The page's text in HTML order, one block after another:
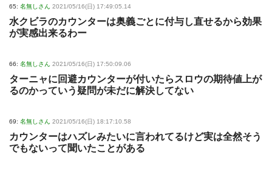
65: 名無しさん 2021/05/16(日) 17:49:05.14
水クビラのカウンターは奥義ごとに付与し直せるから効果
が実感出来るわー
66: 名無しさん 2021/05/16(日) 17:50:09.06
ターニャに回避カウンターが付いたらスロウの期待値上が
るのかっていう疑問が未だに解決してない
69: 名無しさん 2021/05/16(日) 18:17:10.58
カウンターはハズレみたいに言われてるけど実は全然そう
でもないって聞いたことがある